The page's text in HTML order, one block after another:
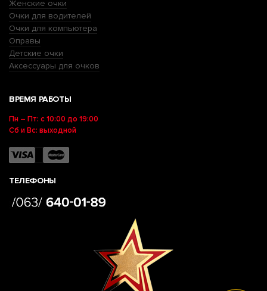
Женские очки
Очки для водителей
Очки для компьютера
Оправы
Детские очки
Аксессуары для очков
ВРЕМЯ РАБОТЫ
Пн – Пт: с 10:00 до 19:00
Сб и Вс: выходной
ТЕЛЕФОНЫ